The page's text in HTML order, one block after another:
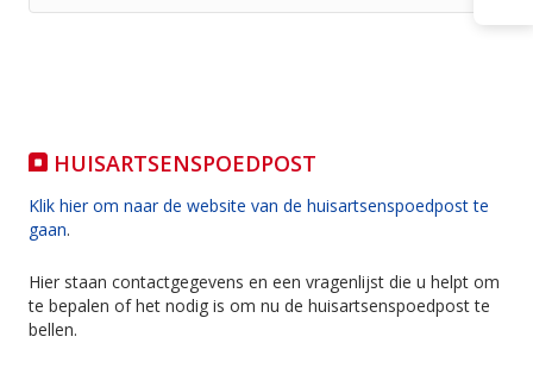
HUISARTSENSPOEDPOST
Klik hier om naar de website van de huisartsenspoedpost te
gaan.
Hier staan contactgegevens en een vragenlijst die u helpt om
te bepalen of het nodig is om nu de huisartsenspoedpost te
bellen.